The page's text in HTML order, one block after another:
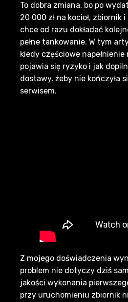
(temperatura, gęstość,
pamiętaj o
aktualnych badaniach.
To dobra zmiana, bo po
20 000 zł na kocioł, zbiornik
chce od razu dokładać
pełne tankowanie. W tym
kiedy częściowe napełnienie
pojawia się ryzyko i jak
dostawy, żeby nie kończyła
serwisem.
Z mojego doświadczenia
problem nie dotyczy dziś
jakości wykonania
przy uruchomieniu zbiornik